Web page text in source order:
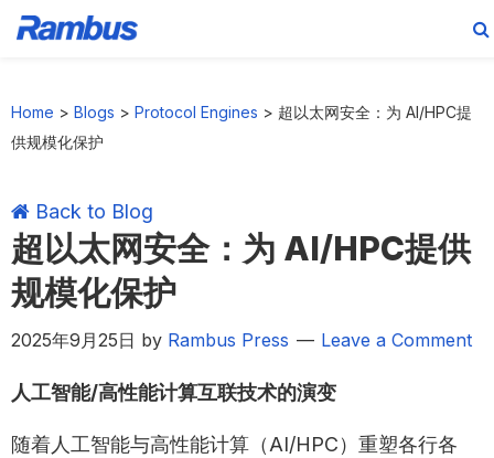
primary
main
primary
footer
Home > Blogs > Protocol Engines > 超以太网安全：为 AI/HPC提
供规模化保护
Back to Blog
超以太网安全：为 AI/HPC提供
规模化保护
2025年9月25日 by Rambus Press Leave a Comment
人工智能/高性能计算互联技术的演变
随着人工智能与高性能计算（AI/HPC）重塑各行各